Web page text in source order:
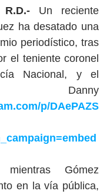
R.D.-
Un reciente
ha desatado una
periodístico, tras
el teniente coronel
Nacional, y el
Danny
p/DAePAZS
Gómez
en la vía pública,